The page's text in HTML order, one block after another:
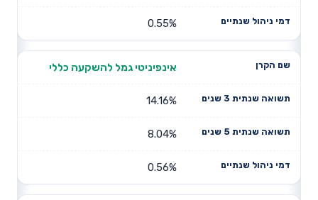
0.55%
אינפיניטי גמל להשקעה כללי
14.16%
8.04%
0.56%